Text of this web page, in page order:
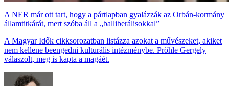
A NER már ott tart, hogy a pártlapban gyalázzák az Orbán-kormány
államtitkárát, mert szóba áll a „balliberálisokkal”
A Magyar Idők cikksorozatban listázza azokat a művészeket, akiket
nem kellene beengedni kulturális intézménybe. Prőhle Gergely
válaszolt, meg is kapta a magáét.